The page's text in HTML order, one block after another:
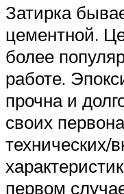
Затирка
цементной.
более
работе.
прочна и
своих
технических/
первом